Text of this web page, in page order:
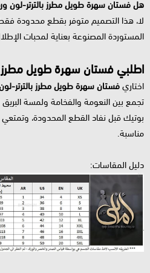
هل فستان سهرة طويل مطرز بالترتر-لون
لا، هذا التصميم متوفر بقطع محدودة
المستوردة المصنوعة بعناية لمحبات
اطلبي فستان سهرة طويل مطرز
اختاريفستان سهرة طويل مطرز بالترتر-
تجمع بين النعومة والفخامة ولمسة البريق
بوتيك قبل نفاد القطع المحدودة،
مناسبة.
دليل المقاسات: